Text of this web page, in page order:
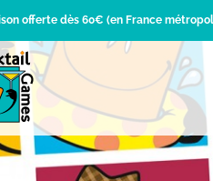
offerte dès 60€ (en France